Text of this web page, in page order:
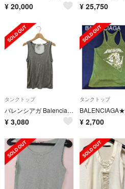
¥ 20,000 ¥ 25,750
タンクトップ
バレンシアガ Balenciaga バックリボンタンクトップ レディース XS
¥ 3,080
タンクトップ
¥ 2,700